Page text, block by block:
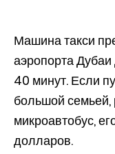
Машина такси
аэропорта
40 минут. Если
большой семьей,
микроавтобус,
долларов.